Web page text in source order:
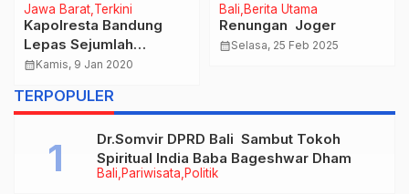
Jawa Barat Terkini
Kapolresta Bandung
Lepas Sejumlah
Offroader ke Wilayah
Mendistribusikan
Bantuan
calendar_monthKamis, 9 Jan 2020
Bali Berita Utama
Renungan Joger
calendar_monthSelasa, 25 Feb 2025
TERPOPULER
Bali Pariwisata Politik
Dr.Somvir DPRD Bali Sambut Tokoh
Spiritual India Baba Bageshwar Dham